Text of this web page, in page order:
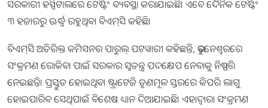
ସରକାରୀ ହସ୍ପିଟାଲରେ ଟେଷ୍ଟିଂ ବ୍ୟବସ୍ଥା କରାଯାଇଛି। ଏବେ ଦୈନିକ ଟେଷ୍ଟିଂ
୩ ହଜାରରୁ ଊର୍ଦ୍ଧ୍ବ ରହୁଥିବା ବିଏମ୍‍ସି କହିଛି।
ବିଏମ୍‍ସି ଅତିରିକ୍ତ କମିସନର ପାରୁଲ୍‍ ପଟୱାରୀ କହିଛନ୍ତି, ଭୁବନେଶ୍ୱରରେ
ସଂକ୍ରମଣ ରୋକିବା ପାଇଁ ସରକାର ସ୍ୱତନ୍ତ୍ର ପଦକ୍ଷେପ ନେବାକୁ ନିଷ୍ପତ୍ତି
ନେଇଛନ୍ତି। ପ୍ରସ୍ତୁତ ହୋଇଥିବା ଷ୍ଟ୍ରାଟେଜି ତୃଣମୂଳ ସ୍ତରରେ କିପରି ଲାଗୁ
ହୋଇପାରିବ ସେଥିପାଇଁ ବିଶେଷ ଧ୍ୟାନ ଦିଆଯାଇଛି। ଏହାଦ୍ୱାରା ସଂକ୍ରମଣ